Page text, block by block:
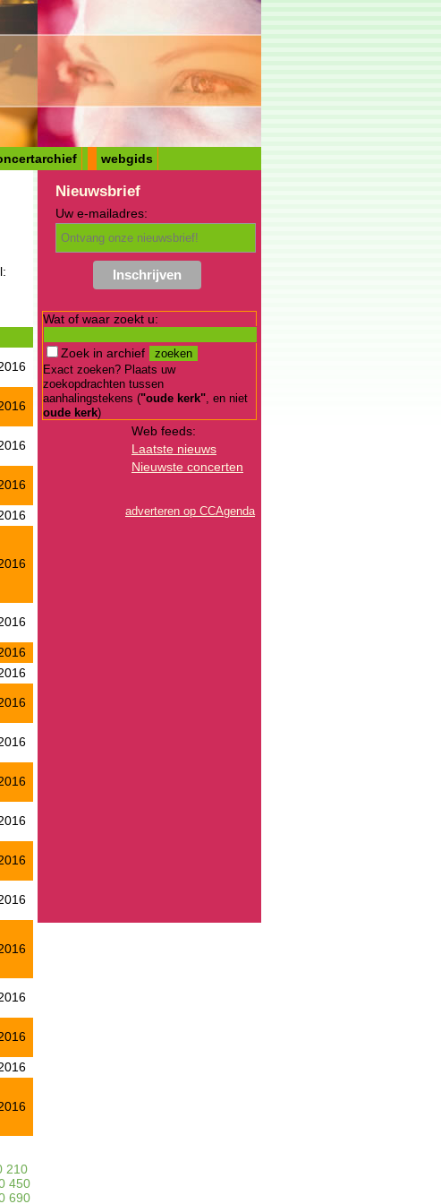
webgids
210
450
690
Nieuwsbrief
Uw e-mailadres:
Wat of waar zoekt u:
Zoek in archief
Exact zoeken? Plaats uw
zoekopdrachten tussen
aanhalingstekens ("oude kerk", en niet
oude kerk)
Web feeds:
Laatste nieuws
Nieuwste concerten
adverteren op CCAgenda